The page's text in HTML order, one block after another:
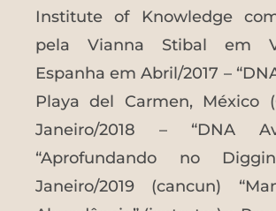
Institute of Knowledge
pela Vianna Stibal em
Espanha em Abril/2017 –
Playa del Carmen, México
Janeiro/2018 – “DNA
“Aprofundando no
Janeiro/2019 (cancun)